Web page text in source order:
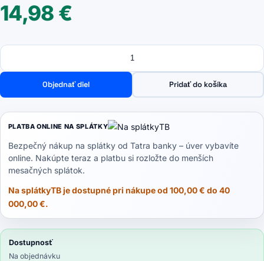
14,98 €
Množstvo
množstvo
Xiaomi
Redmi
9,
Note
Batéria
BN54
4800mAh
HQ
Objednať diel Pridať do košíka
PLATBA ONLINE NA SPLÁTKY
Bezpečný nákup na splátky od Tatra banky – úver vybavíte
online. Nakúpte teraz a platbu si rozložte do menších
mesačných splátok.
Na splátkyTB je dostupné pri nákupe od 100,00 € do 40
000,00 €.
Dostupnosť
Na objednávku